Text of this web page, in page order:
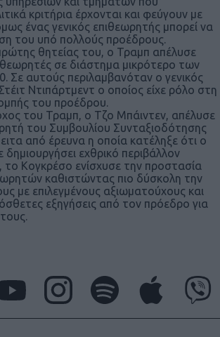
κριτήρια έρχονται και φεύγουν με
ένας γενικός επιθεωρητής μπορεί να
του υπό πολλούς προέδρους.
θητείας του, ο Τραμπ απέλυσε
σε διάστημα μικρότερο των
Σε αυτούς περιλαμβανόταν ο γενικός
Ντιπάρτμεντ ο οποίος είχε ρόλο στη
του προέδρου.
του Τραμπ, ο Τζο Μπάιντεν, απέλυσε
του Συμβουλίου Συνταξιοδότησης
από έρευνα η οποία κατέληξε ότι ο
δημιουργήσει εχθρικό περιβάλλον
το Κογκρέσο ενίσχυσε την προστασία
καθιστώντας πιο δύσκολη την
με επιλεγμένους αξιωματούχους και
εξηγήσεις από τον πρόεδρο για